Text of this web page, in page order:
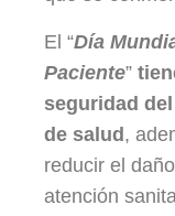
El “Día
Paciente”
seguridad
de salud,
reducir el
atención